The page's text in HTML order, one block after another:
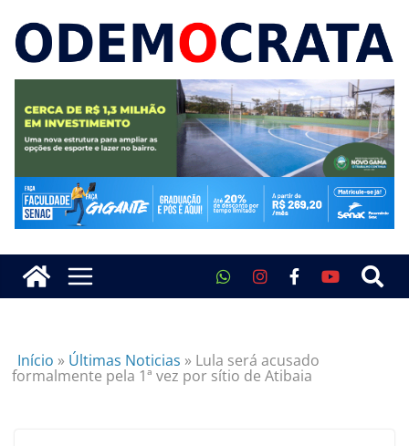
Início » Últimas Noticias » Lula será acusado
formalmente pela 1ª vez por sítio de Atibaia